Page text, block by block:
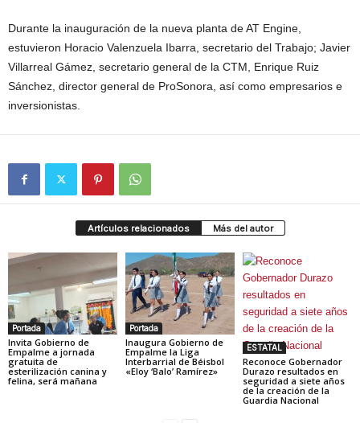
Durante la inauguración de la nueva planta de AT Engine,
estuvieron Horacio Valenzuela Ibarra, secretario del Trabajo; Javier
Villarreal Gámez, secretario general de la CTM, Enrique Ruiz
Sánchez, director general de ProSonora, así como empresarios e
inversionistas.
Artículos relacionados Más del autor
Portada
Invita Gobierno de
Empalme a jornada
gratuita de
esterilización canina y
felina, será mañana
Portada
Inaugura Gobierno de
Empalme la Liga
Interbarrial de Béisbol
«Eloy ‘Balo’ Ramírez»
ESTATAL
Reconoce Gobernador
Durazo resultados en
seguridad a siete años
de la creación de la
Guardia Nacional